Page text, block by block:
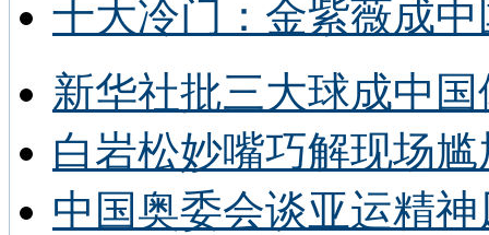
十大冷门：金紫薇成
新华社批三大球成中
白岩松妙嘴巧解现场
中国奥委会谈亚运精